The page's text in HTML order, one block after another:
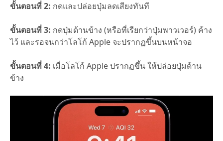
ขั้นตอนที่ 2: กดและปล่อยปุ่มลดเสียงทันที
ขั้นตอนที่ 3: กดปุ่มด้านข้าง (หรือที่เรียกว่าปุ่มพาวเวอร์) ค้าง
ไว้ และรอจนกว่าโลโก้ Apple จะปรากฏขึ้นบนหน้าจอ
ขั้นตอนที่ 4: เมื่อโลโก้ Apple ปรากฏขึ้น ให้ปล่อยปุ่มด้าน
ข้าง